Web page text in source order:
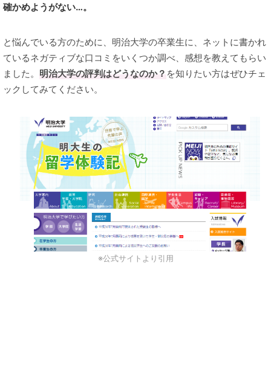
確かめようがない…。
と悩んでいる方のために、明治大学の卒業生に、ネットに書かれ
ているネガティブな口コミをいくつか調べ、感想を教えてもらい
ました。 明治大学の評判はどうなのか？ を知りたい方はぜひチェ
ックしてみてください。
※公式サイトより引用